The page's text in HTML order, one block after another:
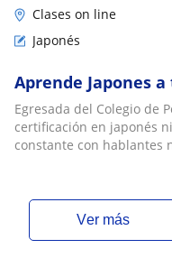
Clases on line
Japonés
Aprende Japones
Egresada del Colegio de
certificación en japonés
constante con hablantes
ver más